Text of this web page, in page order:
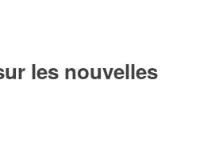
les nouvelles